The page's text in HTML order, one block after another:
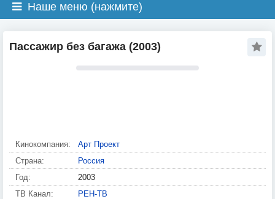
Наше меню (нажмите)
Пассажир без багажа (2003)
Кинокомпания:
Арт Проект
Страна:
Россия
Год:
2003
ТВ Канал:
РЕН-ТВ